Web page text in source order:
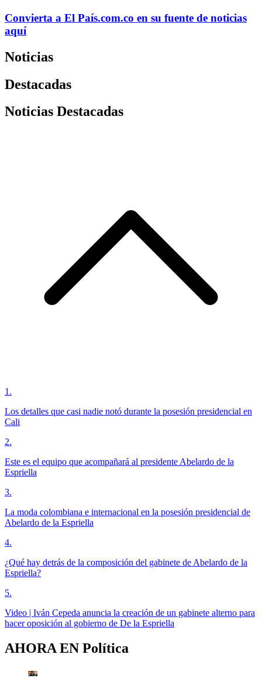
Convierta a El País.com.co en su fuente de noticias
aquí
Noticias
Destacadas
Noticias Destacadas
1 .
Los detalles que casi nadie notó durante la posesión presidencial en
Cali
2.
Este es el equipo que acompañará al presidente Abelardo de la
Espriella
3.
La moda colombiana e internacional en la posesión presidencial de
Abelardo de la Espriella
4.
¿Qué hay detrás de la composición del gabinete de Abelardo de la
Espriella?
5.
Video | Iván Cepeda anuncia la creación de un gabinete alterno para
hacer oposición al gobierno de De la Espriella
AHORA EN Política